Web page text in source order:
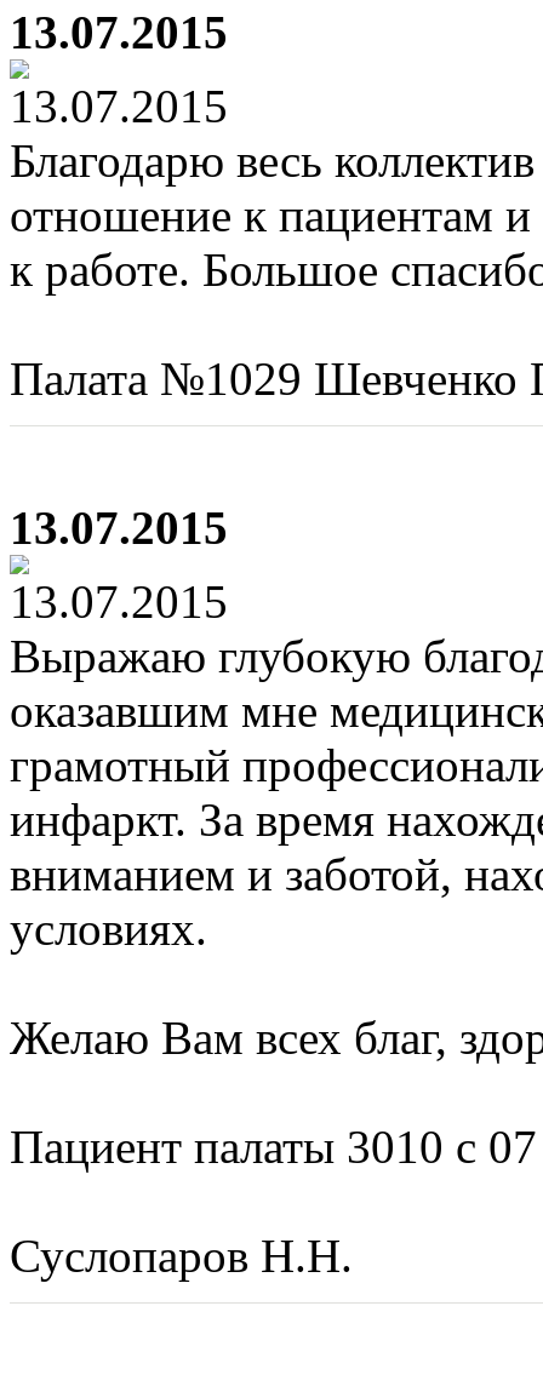
13.07.2015
Благодарю весь
отношение к пациентам
к работе. Большое
Палата №1029 Шевченко
13.07.2015
Выражаю глубокую
оказавшим мне
грамотный
инфаркт. За время
вниманием и заботой,
условиях.
Желаю Вам всех благ,
Пациент палаты 3010 с
Суслопаров Н.Н.